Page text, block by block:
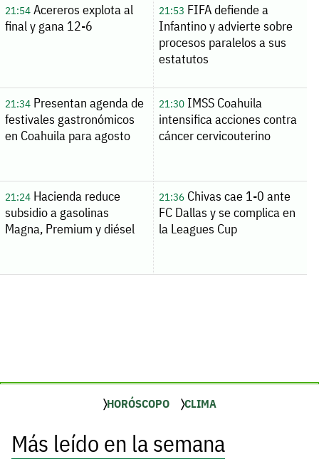
21:54Acereros explota al
final y gana 12-6
21:53 FIFA defiende a
Infantino y advierte sobre
procesos paralelos a sus
estatutos
21:34Presentan agenda de
festivales gastronómicos
en Coahuila para agosto
21:30IMSS Coahuila
intensifica acciones contra
cáncer cervicouterino
21:24Hacienda reduce
subsidio a gasolinas
Magna, Premium y diésel
21:36Chivas cae 1-0 ante
FC Dallas y se complica en
la Leagues Cup
HORÓSCOPO CLIMA
Más leído en la semana